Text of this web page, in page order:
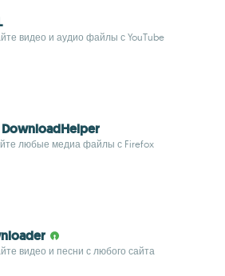
видео и аудио файлы с YouTube
любые медиа файлы с Firefox
видео и песни с любого сайта